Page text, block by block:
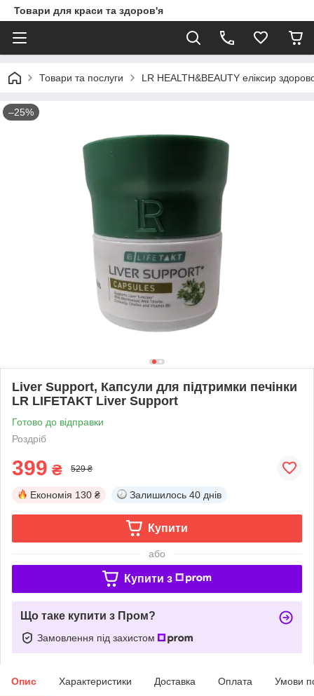
Товари для краси та здоров'я
Товари та послуги LR HEALTH&BEAUTY еліксир
–25%
Liver Support, Капсули для підтримки печінки
LR LIFETAKT Liver Support
Готово до відправки
Роздріб
399 ₴ 529 ₴
Економія 130 ₴ Залишилось 40 днів
Купити
або
Купити з
Що таке купити з Пром?
Замовлення під захистом
Опис Характеристики Доставка Оплата Умови